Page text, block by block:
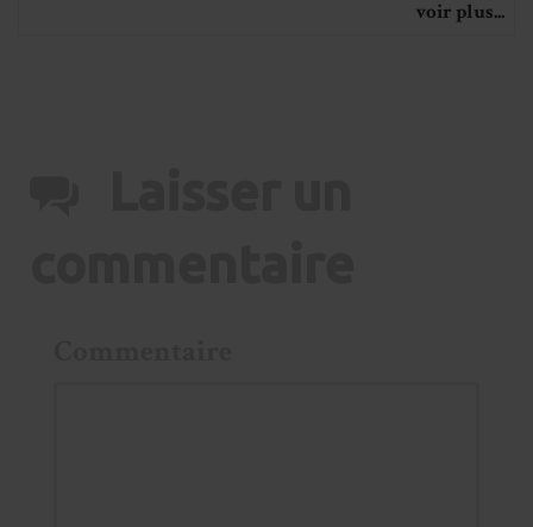
voir plus...